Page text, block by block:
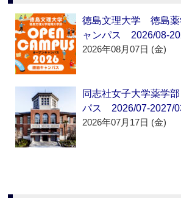
徳島文理大学 徳島
ャンパス 2026/08-
2026年08月07日 (金)
同志社女子大学薬学
パス 2026/07-2027/
2026年07月17日 (金)